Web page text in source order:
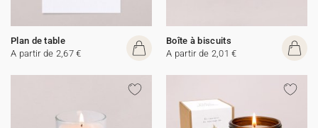
Plan de table
A partir de 2,67 €
Boîte à biscuits
A partir de 2,01 €